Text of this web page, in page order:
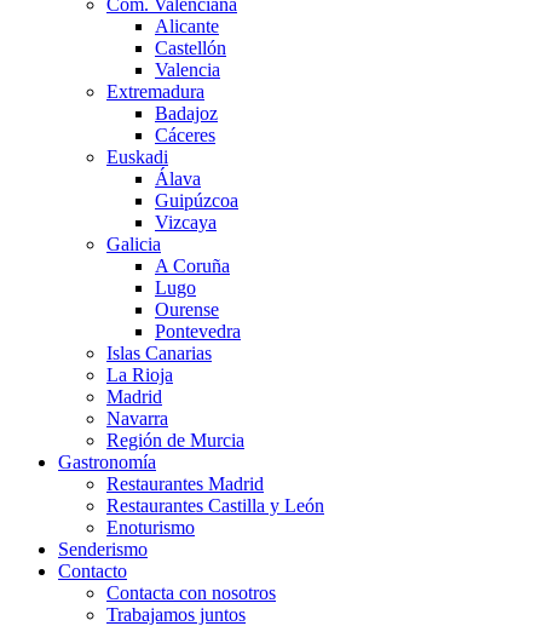
Alicante
Castellón
Valencia
Extremadura
Badajoz
Cáceres
Euskadi
Álava
Guipúzcoa
Vizcaya
Galicia
A Coruña
Lugo
Ourense
Pontevedra
Islas Canarias
La Rioja
Madrid
Navarra
Región de Murcia
Gastronomía
Restaurantes Madrid
Restaurantes Castilla y León
Enoturismo
Senderismo
Contacto
Contacta con nosotros
Trabajamos juntos